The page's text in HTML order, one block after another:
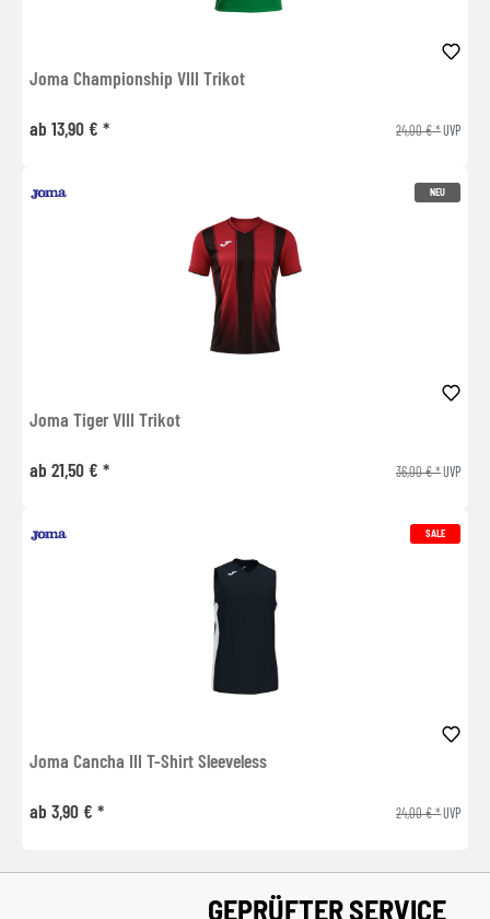
Joma Championship VIII Trikot
ab 13,90 € * 24,00 € *UVP
NEU
Joma Tiger VIII Trikot
ab 21,50 € * 36,00 € *UVP
SALE
Joma Cancha III T-Shirt Sleeveless
ab 3,90 € * 24,00 € *UVP
GEPRÜFTER SERVICE